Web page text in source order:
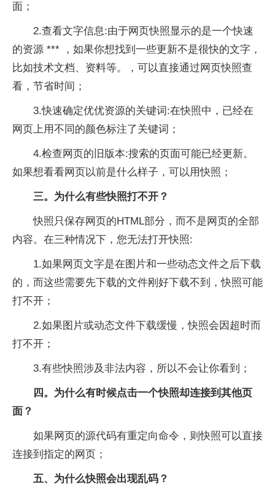
面；
2.查看文字信息:由于网页快照显示的是一个快速
的资源 *** ，如果你想找到一些更新不是很快的文字，
比如技术文档、资料等。，可以直接通过网页快照查
看，节省时间；
3.快速确定优优资源的关键词:在快照中，已经在
网页上用不同的颜色标注了关键词；
4.检查网页的旧版本:搜索的页面可能已经更新。
如果想看看网页以前是什么样子，可以用快照；
三。为什么有些快照打不开？
快照只保存网页的HTML部分，而不是网页的全部
内容。在三种情况下，您无法打开快照:
1.如果网页文字是在图片和一些动态文件之后下载
的，而这些需要先下载的文件刚好下载不到，快照可能
打不开；
2.如果图片或动态文件下载缓慢，快照会因超时而
打不开；
3.有些快照涉及非法内容，所以不会让你看到；
四。为什么有时候点击一个快照却连接到其他页
面？
如果网页的源代码有重定向命令，则快照可以直接
连接到指定的网页；
五、为什么快照会出现乱码？